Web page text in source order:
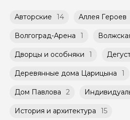
обсудить с гидом заранее.
заблаговременно до
указанной на странице
Агрегатором
к Оферте Сервиса.
Способы оплаты на сайте:
российского банка можно
экскурсию.
расписанию,
Помимо Вас, на групповой
быть незнакомые для Вас
Мини-группы проводятся
условиях, что и групповые,
не более 10 человек)
Авторские 14 Аллея Героев
Волгоград-Арена 1
Дворцы и особняки 1
Деревянные дома Царицына 1
Дом Павлова 2
История и архитектура 15